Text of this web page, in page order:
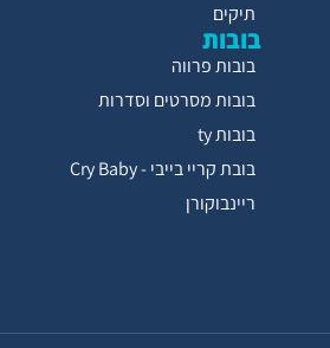
תיקים
בובות
בובות פרווה
בובות מסרטים וסדרות
בובות ty
בובת קריי בייבי - Cry Baby
ריינבוקורן